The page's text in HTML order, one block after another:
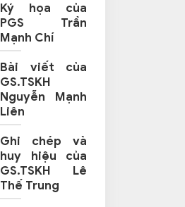
Ký họa của
PGS Trần
Mạnh Chí
Bài viết của
GS.TSKH
Nguyễn Mạnh
Liên
Ghi chép và
huy hiệu của
GS.TSKH Lê
Thế Trung